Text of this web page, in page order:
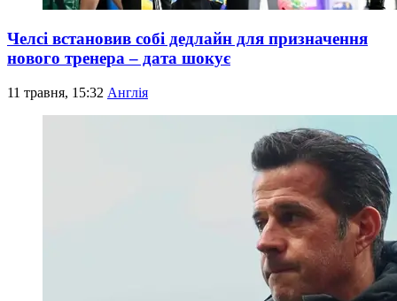
Челсі встановив собі дедлайн для призначення
нового тренера – дата шокує
11 травня, 15:32 Англія